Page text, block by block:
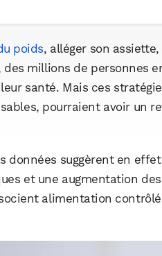
poids, alléger son
des millions de personnes
leur santé. Mais ces
pourraient avoir un
données suggèrent en
et une augmentation
alimentation